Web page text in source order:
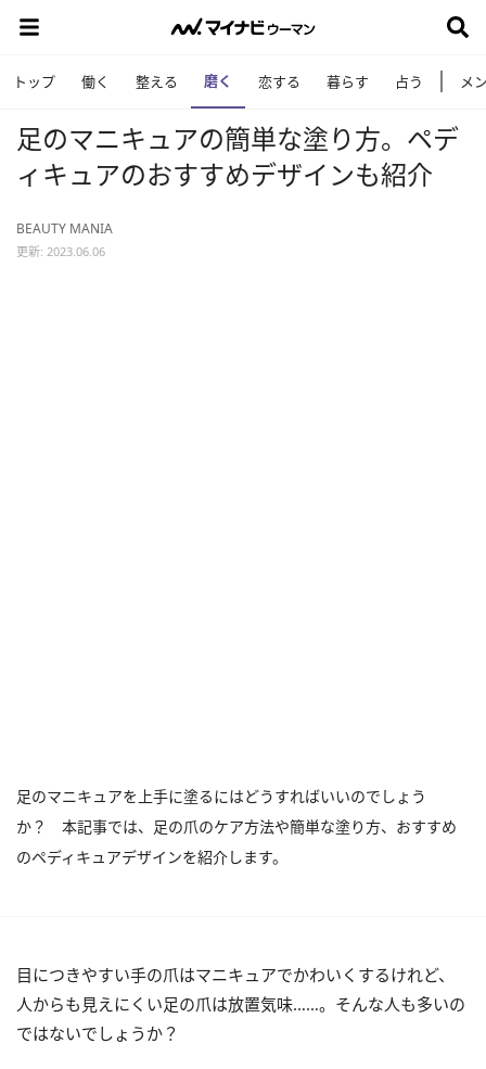
トップ 働く 整える 磨く 恋する 暮らす 占う メ
足のマニキュアの簡単な塗り方。ペデ
ィキュアのおすすめデザインも紹介
BEAUTY MANIA
更新: 2023.06.06
足のマニキュアを上手に塗るにはどうすればいいのでしょう
か？ 本記事では、足の爪のケア方法や簡単な塗り方、おすすめ
のペディキュアデザインを紹介します。
目につきやすい手の爪はマニキュアでかわいくするけれど、
人からも見えにくい足の爪は放置気味……。そんな人も多いの
ではないでしょうか？